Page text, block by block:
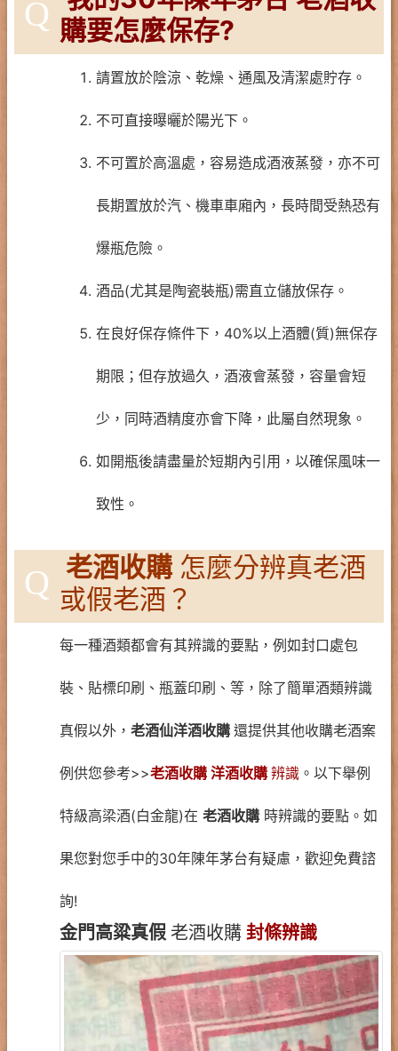
Q 購要怎麼保存?
請置放於陰涼、乾燥、通風及清潔處貯存。
不可直接曝曬於陽光下。
不可置於高溫處，容易造成酒液蒸發，亦不可
長期置放於汽、機車車廂內，長時間受熱恐有
爆瓶危險。
酒品(尤其是陶瓷裝瓶)需直立儲放保存。
在良好保存條件下，40%以上酒體(質)無保存
期限；但存放過久，酒液會蒸發，容量會短
少，同時酒精度亦會下降，此屬自然現象。
如開瓶後請盡量於短期內引用，以確保風味一
致性。
Q 老酒收購 怎麼分辨真老酒
或假老酒？
每一種酒類都會有其辨識的要點，例如封口處包
裝、貼標印刷、瓶蓋印刷、等，除了簡單酒類辨識
真假以外， 老酒仙洋酒收購 還提供其他收購老酒案
例供您參考>>老酒收購 洋酒收購 辨識 。以下舉例
特級高梁酒(白金龍)在 老酒收購 時辨識的要點。如
果您對您手中的30年陳年茅台有疑慮，歡迎免費諮
詢!
金門高粱真假 老酒收購 封條辨識